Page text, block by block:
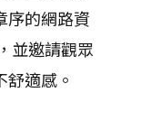
序的網路資
並邀請觀眾
適感。